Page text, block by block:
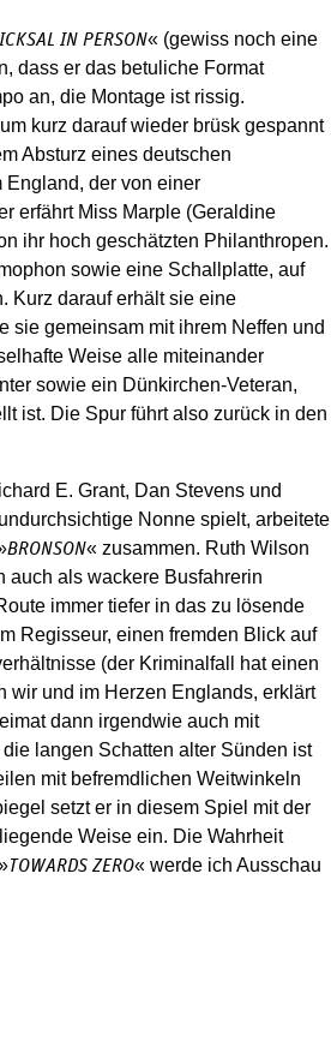
IN PERSON« (gewiss noch eine
dass er das betuliche Format
an, die Montage ist rissig.
kurz darauf wieder brüsk gespannt
Absturz eines deutschen
England, der von einer
erfährt Miss Marple (Geraldine
ihr hoch geschätzten Philanthropen.
sowie eine Schallplatte, auf
Kurz darauf erhält sie eine
sie gemeinsam mit ihrem Neffen und
Weise alle miteinander
sowie ein Dünkirchen-Veteran,
ist. Die Spur führt also zurück in den
E. Grant, Dan Stevens und
Nonne spielt, arbeitete
BRONSON« zusammen. Ruth Wilson
als wackere Busfahrerin
immer tiefer in das zu lösende
Regisseur, einen fremden Blick auf
(der Kriminalfall hat einen
wir und im Herzen Englands, erklärt
dann irgendwie auch mit
langen Schatten alter Sünden ist
mit befremdlichen Weitwinkeln
setzt er in diesem Spiel mit der
Weise ein. Die Wahrheit
TOWARDS ZERO« werde ich Ausschau